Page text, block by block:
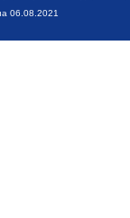
06.08.2021